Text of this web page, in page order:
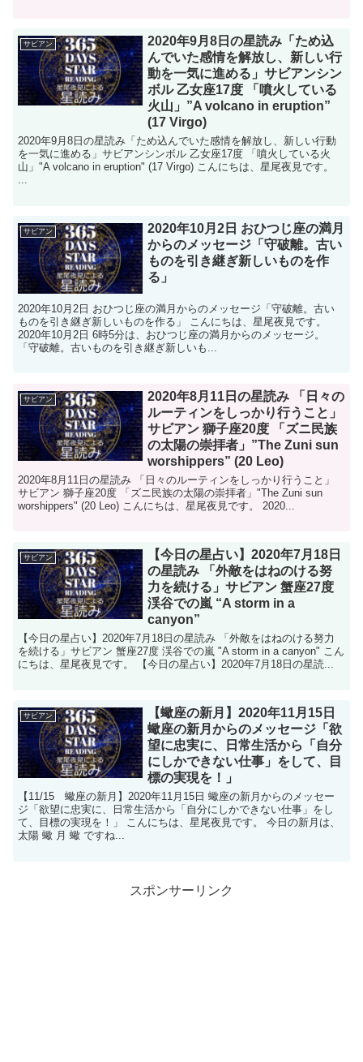
サビアン
2020年9月8日の星読み「ため込
んでいた感情を解放し、新しい行
動を一気に進める」サビアンシン
ボル 乙女座17度 「噴火している
火山」”A volcano in eruption”
(17 Virgo)
2020年9月8日の星読み「ため込んでいた感情を解放し、新しい行動
を一気に進める」サビアンシンボル 乙女座17度 「噴火している火
山」"A volcano in eruption" (17 Virgo) こんにちは、星尾夜見です。
...
サビアン
2020年10月2日 おひつじ座の満月
からのメッセージ「守破離。古い
ものを引き継ぎ新しいものを作
る」
2020年10月2日 おひつじ座の満月からのメッセージ「守破離。古い
ものを引き継ぎ新しいものを作る」 こんにちは、星尾夜見です。
2020年10月2日 6時5分は、おひつじ座の満月からのメッセージ。
「守破離。古いものを引き継ぎ新しいも...
サビアン
2020年8月11日の星読み 「日々の
ルーティンをしっかり行うこと」
サビアン 獅子座20度 「ズニ民族
の太陽の崇拝者」”The Zuni sun
worshippers” (20 Leo)
2020年8月11日の星読み 「日々のルーティンをしっかり行うこと」
サビアン 獅子座20度 「ズニ民族の太陽の崇拝者」"The Zuni sun
worshippers" (20 Leo) こんにちは、星尾夜見です。 2020...
サビアン
【今日の星占い】2020年7月18日
の星読み 「外敵をはねのける努
力を続ける」サビアン 蟹座27度
渓谷での嵐 “A storm in a
canyon”
【今日の星占い】2020年7月18日の星読み 「外敵をはねのける努力
を続ける」サビアン 蟹座27度 渓谷での嵐 "A storm in a canyon" こん
にちは、星尾夜見です。 【今日の星占い】2020年7月18日の星読...
サビアン
【蠍座の新月】2020年11月15日
蠍座の新月からのメッセージ「欲
望に忠実に、日常生活から「自分
にしかできない仕事」をして、目
標の実現を！」
【11/15 蠍座の新月】2020年11月15日 蠍座の新月からのメッセー
ジ「欲望に忠実に、日常生活から「自分にしかできない仕事」をし
て、目標の実現を！」 こんにちは、星尾夜見です。 今日の新月は、
太陽 蠍 月 蠍 ですね...
スポンサーリンク